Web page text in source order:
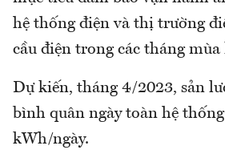
hệ thống điện và thị trường
cầu điện trong các tháng
Dự kiến, tháng 4/2023, sản
bình quân ngày toàn hệ
kWh/ngày.